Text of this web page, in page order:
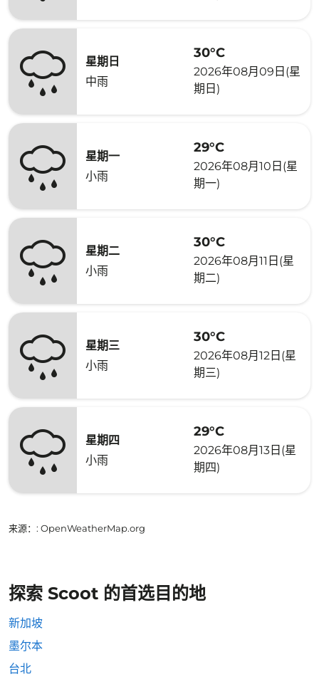
星期日
中雨
30°C
2026年08月09日(星
期日)
星期一
小雨
29°C
2026年08月10日(星
期一)
星期二
小雨
30°C
2026年08月11日(星
期二)
星期三
小雨
30°C
2026年08月12日(星
期三)
星期四
小雨
29°C
2026年08月13日(星
期四)
来源： : OpenWeatherMap.org
探索 Scoot 的首选目的地
新加坡
墨尔本
台北